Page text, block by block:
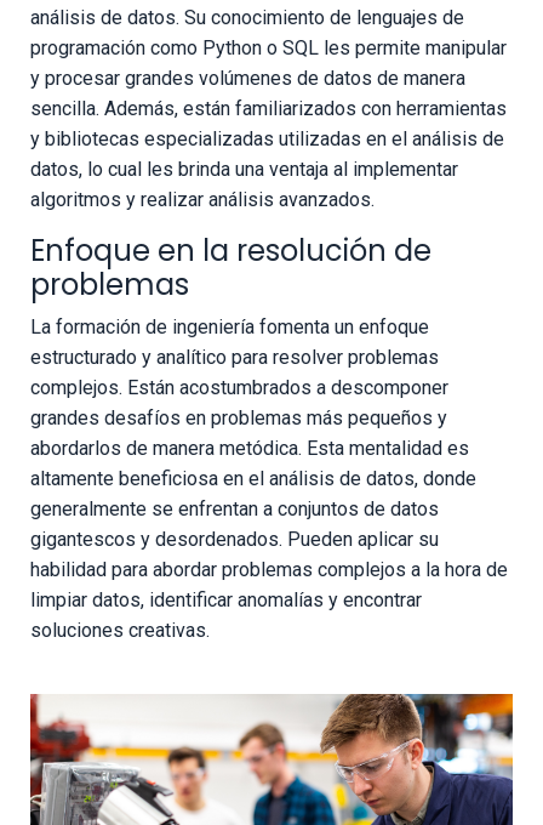
análisis de datos. Su conocimiento de lenguajes de
programación como Python o SQL les permite manipular
y procesar grandes volúmenes de datos de manera
sencilla. Además, están familiarizados con herramientas
y bibliotecas especializadas utilizadas en el análisis de
datos, lo cual les brinda una ventaja al implementar
algoritmos y realizar análisis avanzados.
Enfoque en la resolución de
problemas
La formación de ingeniería fomenta un enfoque
estructurado y analítico para resolver problemas
complejos. Están acostumbrados a descomponer
grandes desafíos en problemas más pequeños y
abordarlos de manera metódica. Esta mentalidad es
altamente beneficiosa en el análisis de datos, donde
generalmente se enfrentan a conjuntos de datos
gigantescos y desordenados. Pueden aplicar su
habilidad para abordar problemas complejos a la hora de
limpiar datos, identificar anomalías y encontrar
soluciones creativas.